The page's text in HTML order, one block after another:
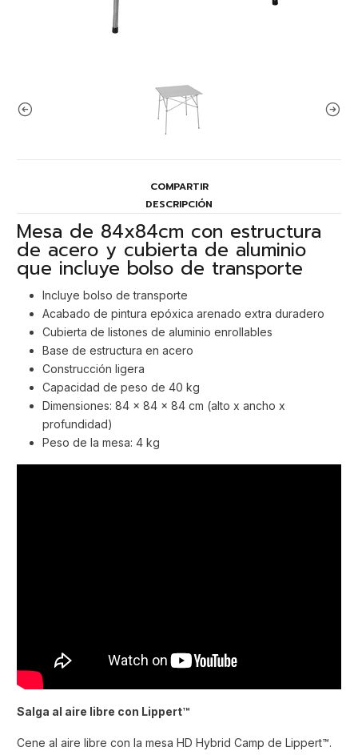
COMPARTIR
DESCRIPCIÓN
Mesa de 84x84cm con estructura
de acero y cubierta de aluminio
que incluye bolso de transporte
Incluye bolso de transporte
Acabado de pintura epóxica arenado extra duradero
Cubierta de listones de aluminio enrollables
Base de estructura en acero
Construcción ligera
Capacidad de peso de 40 kg
Dimensiones: 84 x 84 x 84 cm (alto x ancho x
profundidad)
Peso de la mesa: 4 kg
Salga al aire libre con Lippert™
Cene al aire libre con la mesa HD Hybrid Camp de Lippert™.